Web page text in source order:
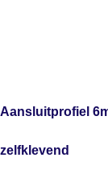
Aansluitprofiel
zelfklevend